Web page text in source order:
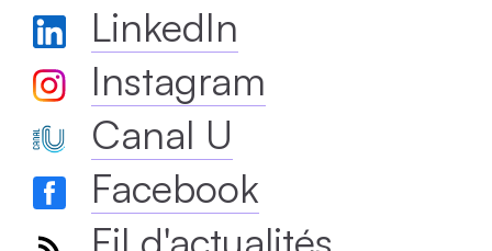
LinkedIn
Instagram
Canal U
Facebook